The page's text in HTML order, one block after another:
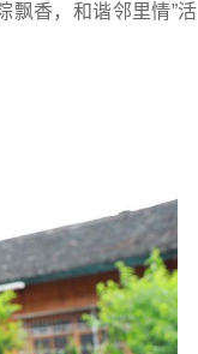
飘香，和谐邻里情”活